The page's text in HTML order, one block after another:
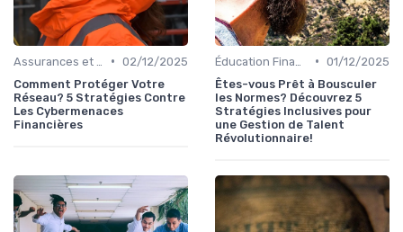
• 02/12/2025
Comment Protéger Votre
Réseau? 5 Stratégies Contre
Les Cybermenaces
Financières
• 01/12/2025
Êtes-vous Prêt à Bousculer
les Normes? Découvrez 5
Stratégies Inclusives pour
une Gestion de Talent
Révolutionnaire!